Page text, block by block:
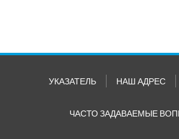
УКАЗАТЕЛЬ НАШ АДРЕС
ЧАСТО ЗАДАВАЕМЫЕ